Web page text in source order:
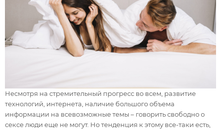
Несмотря на стремительный прогресс во всем, развитие
технологий, интернета, наличие большого объема
информации на всевозможные темы – говорить свободно о
сексе люди еще не могут. Но тенденция к этому все-таки есть,